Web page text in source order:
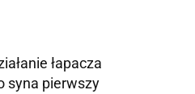
łapacza
syna pierwszy